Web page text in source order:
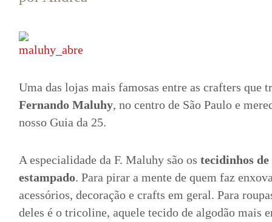
Uma das lojas mais famosas entre as crafters que
Fernando Maluhy, no centro de São Paulo e
nosso Guia da 25.
A especialidade da F. Maluhy são os tecidinhos
estampado. Para pirar a mente de quem faz
acessórios, decoração e crafts em geral. Para
deles é o tricoline, aquele tecido de algodão mais